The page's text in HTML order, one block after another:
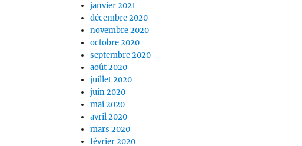
janvier 2021
décembre 2020
novembre 2020
octobre 2020
septembre 2020
août 2020
juillet 2020
juin 2020
mai 2020
avril 2020
mars 2020
février 2020